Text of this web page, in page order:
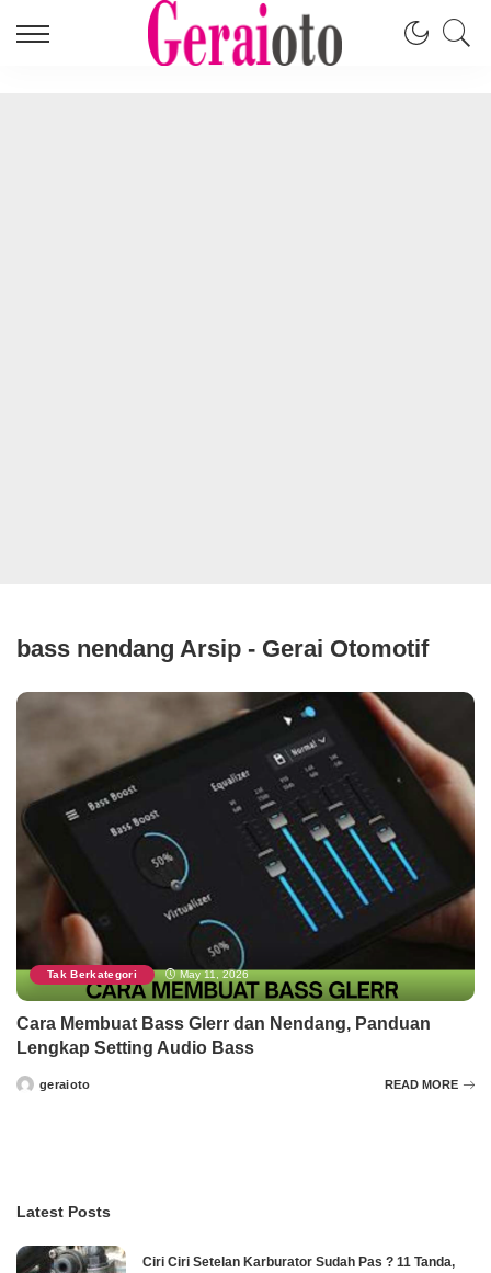
bass nendang Arsip - Gerai Otomotif
Tak Berkategori May 11, 2026
Cara Membuat Bass Glerr dan Nendang, Panduan
Lengkap Setting Audio Bass
Postedgeraioto READ MORE
Latest Posts
Ciri Ciri Setelan Karburator Sudah Pas ? 11 Tanda,